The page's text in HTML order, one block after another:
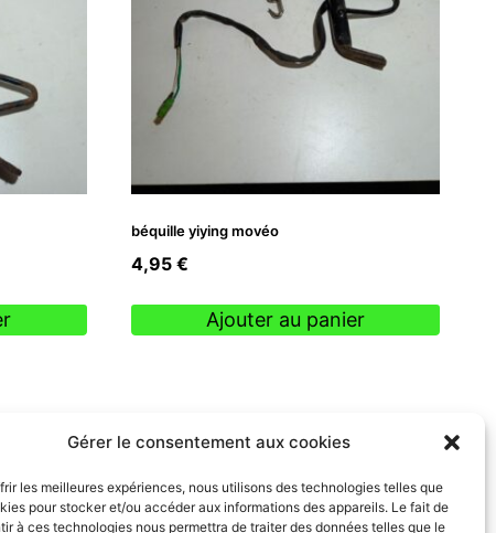
Gérer le consentement aux cookies
les meilleures expériences, nous utilisons des technologies telles que
pour stocker et/ou accéder aux informations des appareils. Le fait de
à ces technologies nous permettra de traiter des données telles que le
béquille yiying movéo
4,95 €
Ajouter au panier